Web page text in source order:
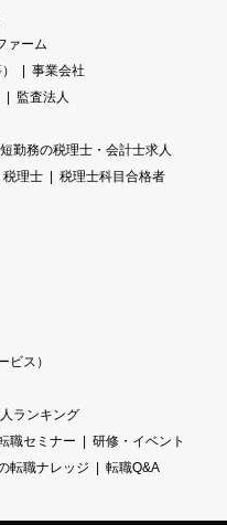
ァーム
事業会社
監査法人
勤務の税理士・会計士求人
税理士
税理士科目合格者
ビス）
ランキング
職セミナー
研修・イベント
転職ナレッジ 転職Q&A